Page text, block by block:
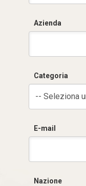
Azienda
Categoria
-- Seleziona
E-mail
Nazione